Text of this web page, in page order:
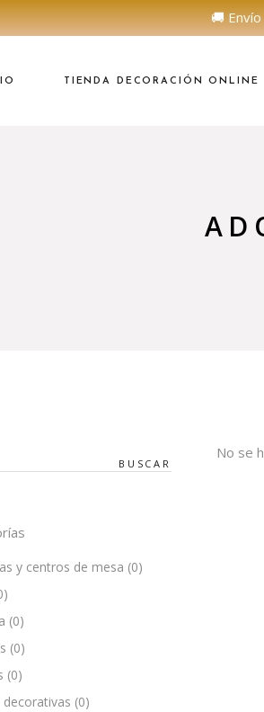
🚚
TIENDA DECORACIÓN ONLINE
No se
y centros de mesa (0)
(0)
(0)
(0)
decorativas (0)